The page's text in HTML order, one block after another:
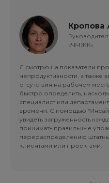
Кропова
«ЧМЖК»
Я смотрю на показатели
непродуктивности, а также
отсутствия на рабочем
быстро определить,
специалист или
времени. С помощью
увидеть загруженность
принимать правильные
перераспределению
клиентами или проектами.